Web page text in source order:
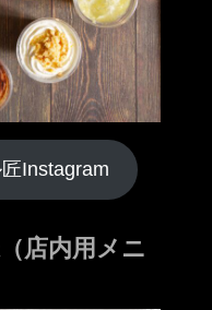
Instagram
店内用メニ